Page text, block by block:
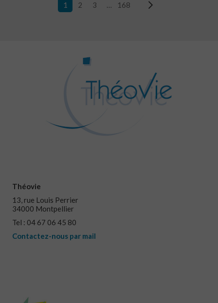
1 2 3 … 168
Théovie
13, rue Louis Perrier
34000 Montpellier
Tel : 04 67 06 45 80
Contactez-nous par mail